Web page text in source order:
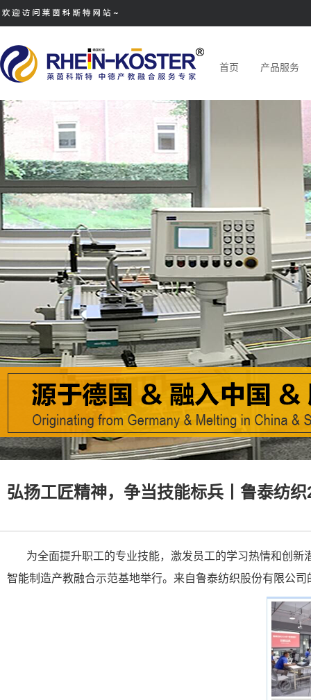
首页 产品服务
弘扬工匠精神，争当技能标兵丨鲁泰纺
为全面提升职工的专业技能，激发员工的学习热情和创
智能制造产教融合示范基地举行。来自鲁泰纺织股份有限公